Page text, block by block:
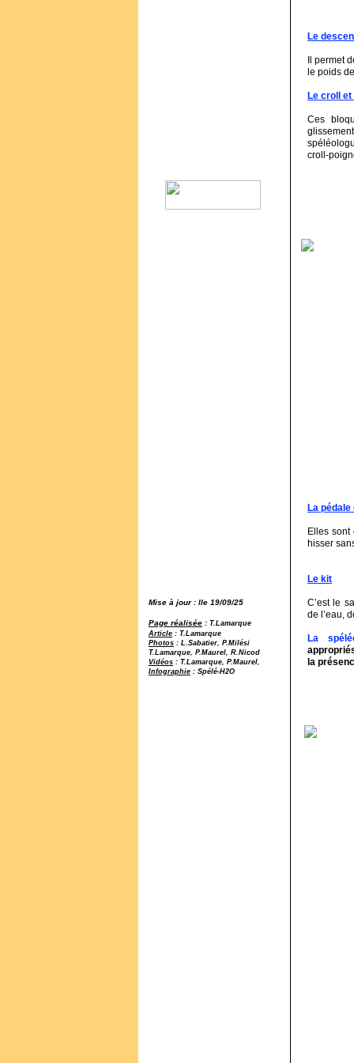
Le
Il permet
le poids
Le croll
Ces
croll-
La
Elles
hisser
Le kit
Mise à jour : lle 19/09/25
C’est le
de l’eau,
Page réalisée : T.Lamarque
Article : T.Lamarque
Photos : L.Sabatier, P.Milési
T.Lamarque, P.Maurel, R.Nicod
Vidéos : T.Lamarque, P.Maurel,
Infographie : Spélé-H2O
La
la